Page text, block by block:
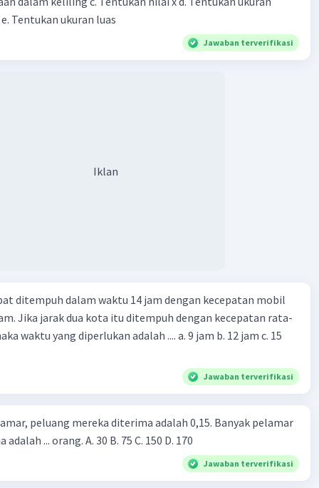
Tentukan ukuran luas
Jawaban terverifikasi
Iklan
ditempuh dalam waktu 14 jam dengan kecepatan mobil
Jika jarak dua kota itu ditempuh dengan kecepatan rata-
yang diperlukan adalah .... a. 9 jam b. 12 jam c. 15
Jawaban terverifikasi
peluang mereka diterima adalah 0,15. Banyak pelamar
... orang. A. 30 B. 75 C. 150 D. 170
Jawaban terverifikasi